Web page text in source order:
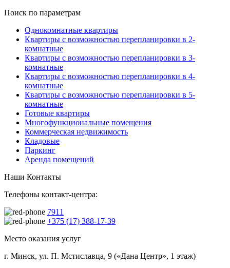
Поиск по параметрам
Однокомнатные квартиры
Квартиры с возможностью перепланировки в 2-
комнатные
Квартиры с возможностью перепланировки в 3-
комнатные
Квартиры с возможностью перепланировки в 4-
комнатные
Квартиры с возможностью перепланировки в 5-
комнатные
Готовые квартиры
Многофункциональные помещения
Коммерческая недвижимость
Кладовые
Паркинг
Аренда помещений
Наши Контакты
Телефоны контакт-центра:
7911
+375 (17) 388-17-39
Место оказания услуг
г. Минск, ул. П. Мстиславца, 9 («Дана Центр», 1 этаж)